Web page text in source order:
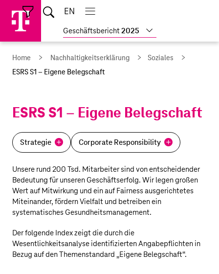
Sprungmarken
Springe
direkt
Springe
direkt
zum
Geschäftsbericht 2025
Weitere
Geschäftsberichte
Home
Schließen
SucheEN
Hauptnavigation
öffnen
Hauptnavigation
schließen
Home Nachhaltigkeitserklärung
Soziales
ESRS S1 – Eigene Belegschaft
ESRS S1 – Eigene Belegschaft
Strategie Corporate Responsibility
Unsere rund 200 Tsd. Mitarbeiter sind von entscheidender
Bedeutung für unseren Geschäftserfolg. Wir legen großen
Wert auf Mitwirkung und ein auf Fairness ausgerichtetes
Miteinander, fördern Vielfalt und betreiben ein
systematisches Gesundheitsmanagement.
Der folgende Index zeigt die durch die
Wesentlichkeitsanalyse identifizierten Angabepflichten in
Bezug auf den Themenstandard „Eigene Belegschaft“.